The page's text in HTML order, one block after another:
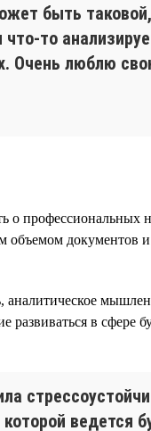
быть
что-то
Очень люблю
профессиональных
объемом
аналитическое
развиваться в сфере
ведется